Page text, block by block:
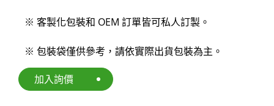
※ 客製化包裝和 OEM 訂單皆可私人訂製。
※ 包裝袋僅供參考，請依實際出貨包裝為主。
加入詢價
聯絡我們